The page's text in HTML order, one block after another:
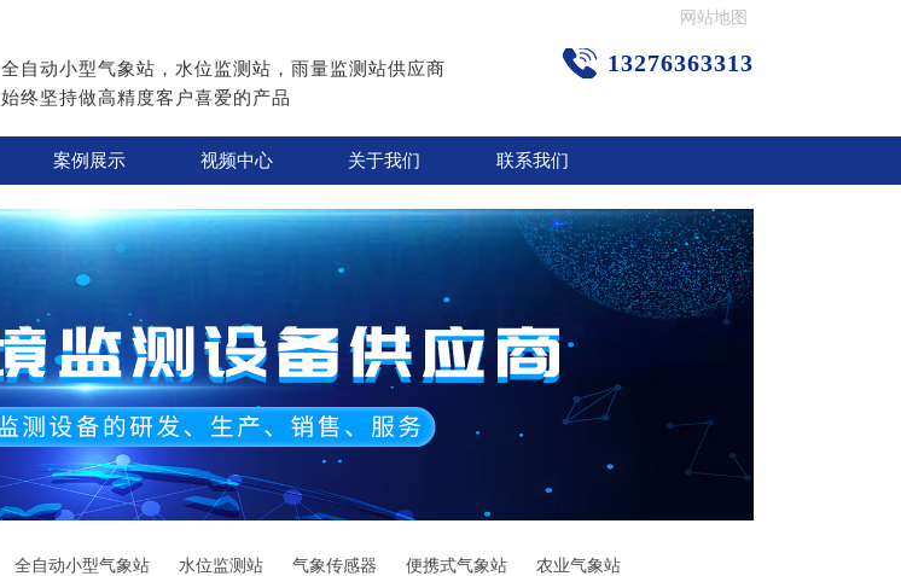
网站地图
全自动小型气象站，水位监测站，雨量监测站供应商
始终坚持做高精度客户喜爱的产品
13276363313
案例展示 视频中心 关于我们 联系我们
全自动小型气象站 水位监测站 气象传感器 便携式气象站 农业气象站